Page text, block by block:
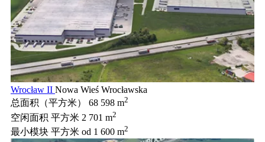
Wrocław II Nowa Wieś Wrocławska
总面积（平方米）
68 598 m2
空闲面积 平方米 2 701 m2
最小模块 平方米 od 1 600 m2